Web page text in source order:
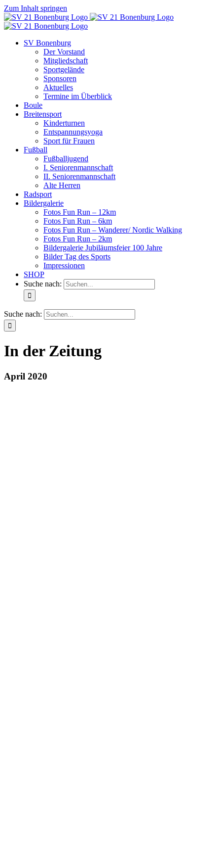
Zum Inhalt springen
SV Bonenburg
Der Vorstand
Mitgliedschaft
Sportgelände
Sponsoren
Aktuelles
Termine im Überblick
Boule
Breitensport
Kinderturnen
Entspannungsyoga
Sport für Frauen
Fußball
Fußballjugend
I. Seniorenmannschaft
II. Seniorenmannschaft
Alte Herren
Radsport
Bildergalerie
Fotos Fun Run – 12km
Fotos Fun Run – 6km
Fotos Fun Run – Wanderer/ Nordic Walking
Fotos Fun Run – 2km
Bildergalerie Jubiläumsfeier 100 Jahre
Bilder Tag des Sports
Impressionen
SHOP
Suche nach:
Suche nach:
In der Zeitung
April 2020